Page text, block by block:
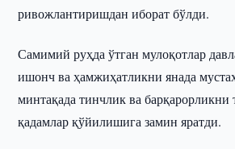
ривожлантиришдан иборат бўлди.
Самимий руҳда ўтган мулоқотлар
ишонч ва ҳамжиҳатликни янада
минтақада тинчлик ва
қадамлар қўйилишига замин яратди.